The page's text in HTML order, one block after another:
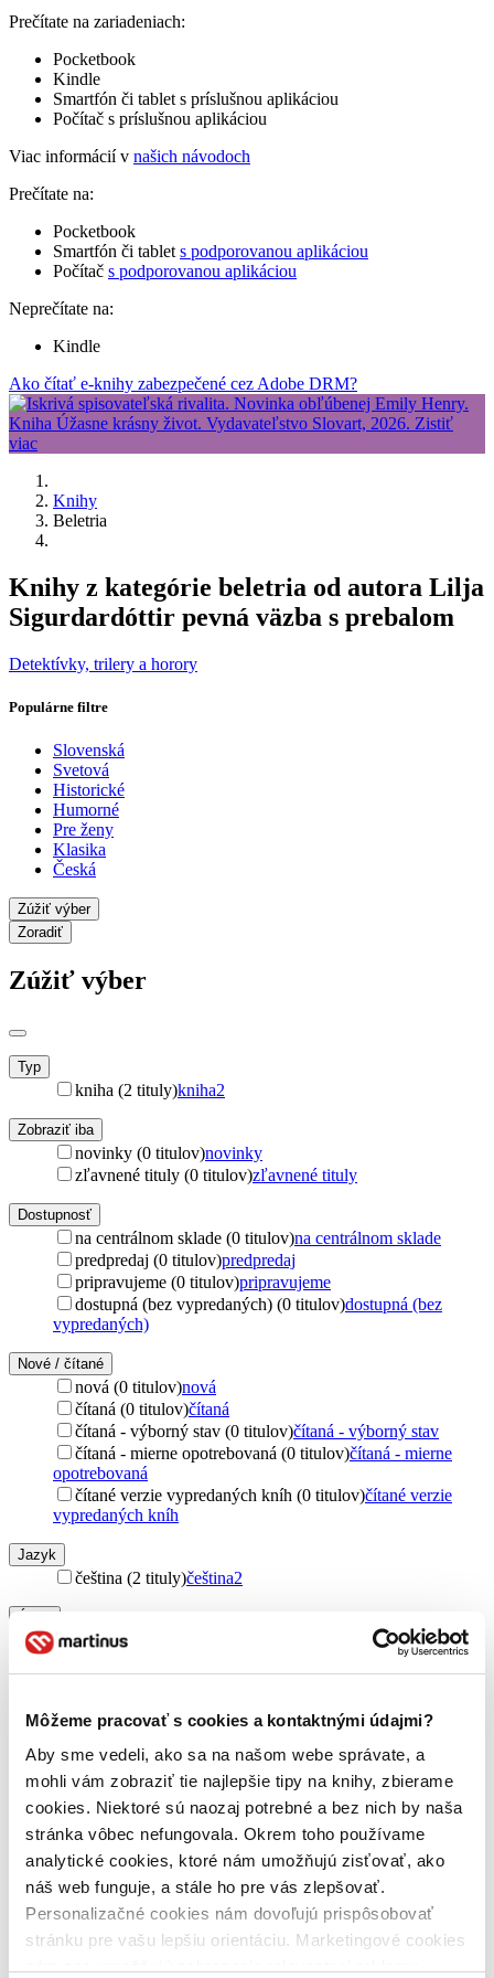
Môžeme pracovať s cookies a kontaktnými údajmi?
Aby sme vedeli, ako sa na našom webe správate, a
mohli vám zobraziť tie najlepšie tipy na knihy, zbierame
cookies. Niektoré sú naozaj potrebné a bez nich by naša
stránka vôbec nefungovala. Okrem toho používame
analytické cookies, ktoré nám umožňujú zisťovať, ako
náš web funguje, a stále ho pre vás zlepšovať.
Personalizačné cookies nám dovoľujú prispôsobovať
stránku pre vašu lepšiu orientáciu. Marketingové cookies
Prečítate na zariadeniach:
Pocketbook
Kindle
Smartfón či tablet s príslušnou aplikáciou
Počítač s príslušnou aplikáciou
Viac informácií v našich návodoch
Prečítate na:
Pocketbook
Smartfón či tablet s podporovanou aplikáciou
Počítač s podporovanou aplikáciou
Neprečítate na:
Kindle
Ako čítať e-knihy zabezpečené cez Adobe DRM?
Knihy
Beletria
Knihy z kategórie beletria od autora Lilja
Sigurdardóttir pevná väzba s prebalom
Detektívky, trilery a horory
Populárne filtre
Slovenská
Svetová
Historické
Humorné
Pre ženy
Klasika
Česká
Zúžiť výber
Zoradiť
Zúžiť výber
Typ
kniha (2 tituly)kniha2
Zobraziť iba
novinky (0 titulov)novinky
zľavnené tituly (0 titulov)zľavnené tituly
Dostupnosť
na centrálnom sklade (0 titulov)na centrálnom sklade
predpredaj (0 titulov)predpredaj
pripravujeme (0 titulov)pripravujeme
dostupná (bez vypredaných) (0 titulov)dostupná (bez
vypredaných)
Nové / čítané
nová (0 titulov)nová
čítaná (0 titulov)čítaná
čítaná - výborný stav (0 titulov)čítaná - výborný stav
čítaná - mierne opotrebovaná (0 titulov)čítaná - mierne
opotrebovaná
čítané verzie vypredaných kníh (0 titulov)čítané verzie
vypredaných kníh
Jazyk
čeština (2 tituly)čeština2
romány (2 tituly)
Leda (2 tituly)Leda 2
Väzba
pevná väzba s prebalom (2 tituly)pevná väzba s prebalom
Zúžiť výber
Zoradiť